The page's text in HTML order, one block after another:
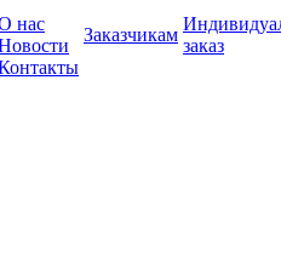
нас
Заказчикам
заказ